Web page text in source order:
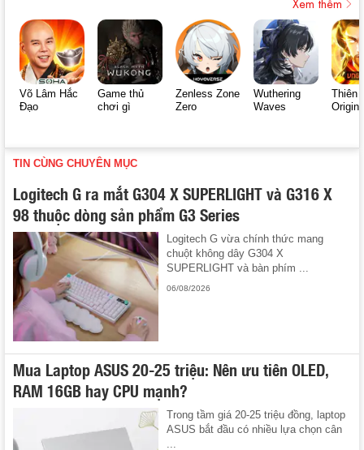
Võ Lâm Hắc
Đạo
Game thủ
chơi gì
Zenless Zone
Zero
Wuthering
Waves
Thiên
Origin
TIN CÙNG CHUYÊN MỤC
Logitech G ra mắt G304 X SUPERLIGHT và G316 X
98 thuộc dòng sản phẩm G3 Series
Logitech G vừa chính thức mang
chuột không dây G304 X
SUPERLIGHT và bàn phím ...
06/08/2026
Mua Laptop ASUS 20-25 triệu: Nên ưu tiên OLED,
RAM 16GB hay CPU mạnh?
Trong tầm giá 20-25 triệu đồng, laptop
ASUS bắt đầu có nhiều lựa chọn cân